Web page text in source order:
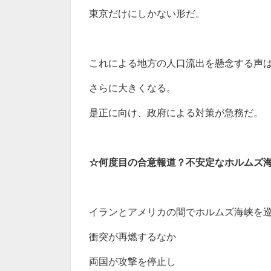
東京だけにしかない形だ。
これによる地方の人口流出を懸念する声
さらに大きくなる。
是正に向け、政府による対策が急務だ。
☆何度目の合意報道？不安定なホルムズ
イランとアメリカの間でホルムズ海峡を
衝突が再燃するなか
両国が攻撃を停止し